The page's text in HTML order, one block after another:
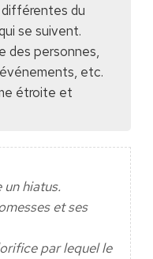
du
se suivent.
des personnes,
etc.
étroite et
un hiatus.
et ses
par lequel le